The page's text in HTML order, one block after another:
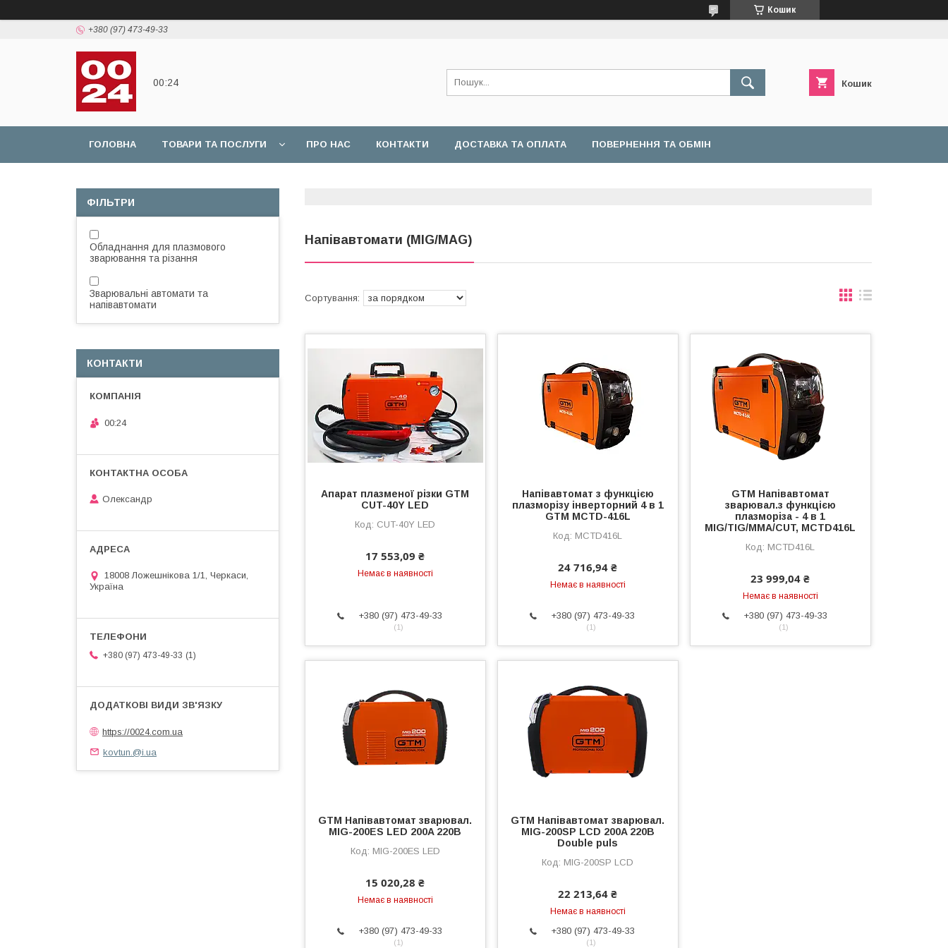
Кошик
+380 (97) 473-49-33
00:24 Кошик
ГОЛОВНА ТОВАРИ ТА ПОСЛУГИ ПРО НАС КОНТАКТИ ДОСТАВКА ТА ОПЛАТА ПОВЕРНЕННЯ ТА ОБМІН
Напівавтомати (MIG/MAG)
Апарат плазменої різки GTM
CUT-40Y LED
CUT-40Y LED
17 553,09 ₴
Немає в наявності
+380 (97) 473-49-33
1
Напівавтомат з функцією
плазморізу інверторний 4 в 1
GTM MCTD-416L
MCTD416L
24 716,94 ₴
Немає в наявності
+380 (97) 473-49-33
1
GTM Напівавтомат
зварювал.з функцією
плазморіза - 4 в 1
MIG/TIG/MMA/CUT, MCTD416L
MCTD416L
23 999,04 ₴
Немає в наявності
+380 (97) 473-49-33
1
GTM Напівавтомат зварювал.
MIG-200ES LED 200A 220В
MIG-200ES LED
15 020,28 ₴
Немає в наявності
+380 (97) 473-49-33
1
GTM Напівавтомат зварювал.
MIG-200SP LCD 200A 220В
Double puls
MIG-200SP LCD
22 213,64 ₴
Немає в наявності
+380 (97) 473-49-33
1
ФІЛЬТРИ
Обладнання для плазмового
зварювання та різання
Зварювальні автомати та
напівавтомати
КОНТАКТИ
00:24
Олександр
18008 Ложешнікова 1/1, Черкаси,
Україна
+380 (97) 473-49-33 1
https://0024.com.ua
kovtun.@i.ua